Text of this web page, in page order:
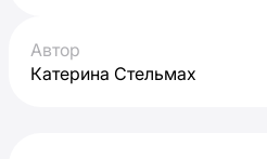
Автор
Катерина Стельмах